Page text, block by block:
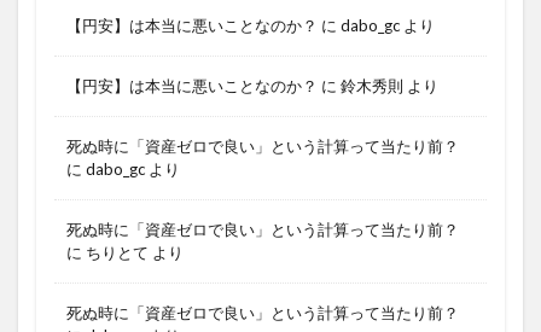
【円安】は本当に悪いことなのか？ に dabo_gc より
【円安】は本当に悪いことなのか？ に 鈴木秀則 より
死ぬ時に「資産ゼロで良い」という計算って当たり前？
に dabo_gc より
死ぬ時に「資産ゼロで良い」という計算って当たり前？
に ちりとて より
死ぬ時に「資産ゼロで良い」という計算って当たり前？